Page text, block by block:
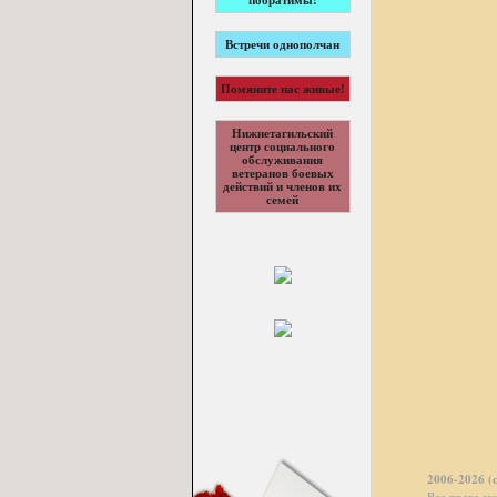
Встречи однополчан
Помяните нас живые!
Нижнетагильский
центр социального
обслуживания
ветеранов боевых
действий и членов их
семей
2006-2026